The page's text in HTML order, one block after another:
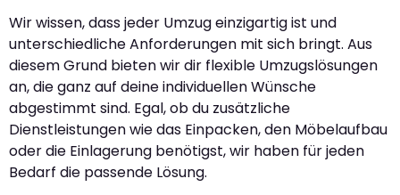
Wir wissen, dass jeder Umzug einzigartig ist und
unterschiedliche Anforderungen mit sich bringt. Aus
diesem Grund bieten wir dir flexible Umzugslösungen
an, die ganz auf deine individuellen Wünsche
abgestimmt sind. Egal, ob du zusätzliche
Dienstleistungen wie das Einpacken, den Möbelaufbau
oder die Einlagerung benötigst, wir haben für jeden
Bedarf die passende Lösung.